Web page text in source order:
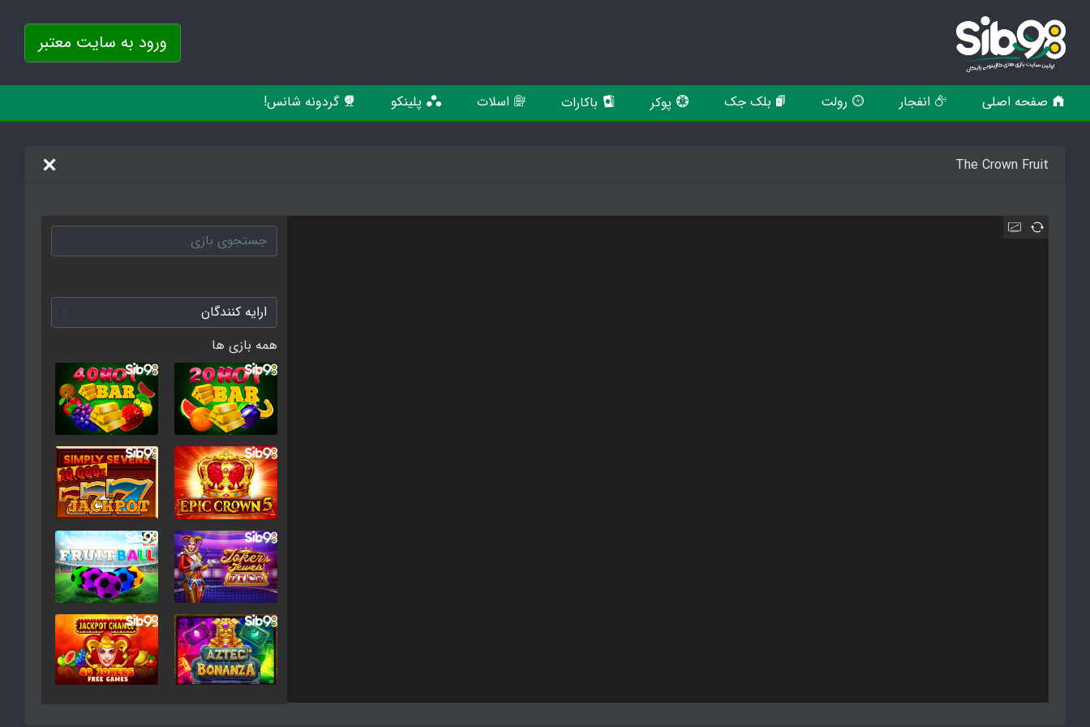
ورود به سایت معتبر
صفحه اصلی انفجار رولت بلک جک پوکر باکارات اسلات پلینکو گردونه شانس!
The Crown Fruit
همه بازی ها